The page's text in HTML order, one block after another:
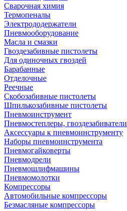
Сварочная химия
Термопеналы
Электрододержатели
Пневмооборудование
Масла и смазки
Гвоздезабивные пистолеты
Для одиночных гвоздей
Барабанные
Отделочные
Реечные
Скобозабивные пистолеты
Шпилькозабивные пистолеты
Пневмоинструмент
Пневмостеплеры, гвоздезабиватели
Аксессуары к пневмоинструменту
Наборы пневмоинструмента
Пневмогайковерты
Пневмодрели
Пневмошлифмашины
Пневмомолотки
Компрессоры
Автомобильные компрессоры
Безмасляные компрессоры